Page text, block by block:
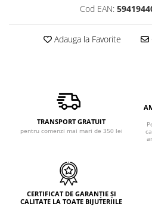
Cod EAN:
Adauga la Favorite
TRANSPORT GRATUIT
pentru comenzi mai mari de 350 lei
CERTIFICAT DE GARANȚIE ȘI
CALITATE LA TOATE BIJUTERIILE